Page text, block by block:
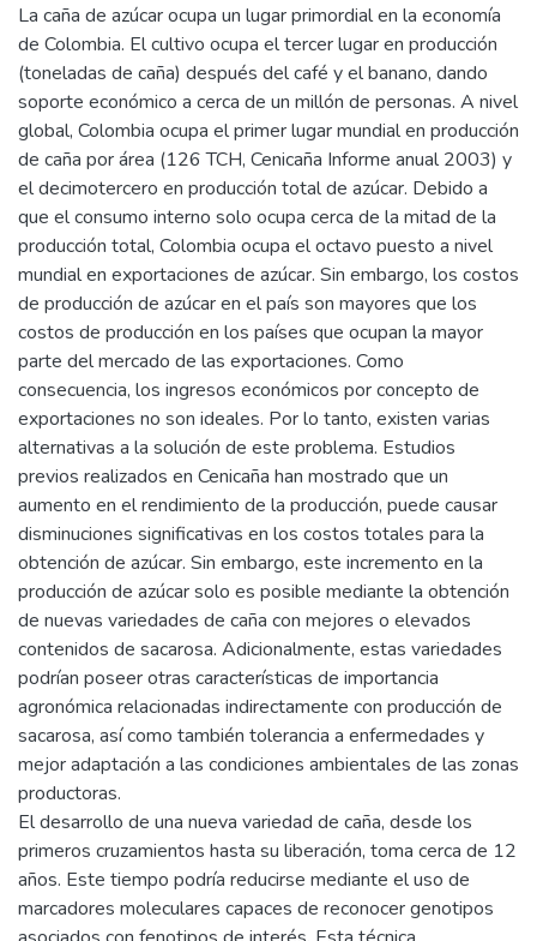
La caña de azúcar ocupa un lugar primordial en la economía
de Colombia. El cultivo ocupa el tercer lugar en producción
(toneladas de caña) después del café y el banano, dando
soporte económico a cerca de un millón de personas. A nivel
global, Colombia ocupa el primer lugar mundial en producción
de caña por área (126 TCH, Cenicaña Informe anual 2003) y
el decimotercero en producción total de azúcar. Debido a
que el consumo interno solo ocupa cerca de la mitad de la
producción total, Colombia ocupa el octavo puesto a nivel
mundial en exportaciones de azúcar. Sin embargo, los costos
de producción de azúcar en el país son mayores que los
costos de producción en los países que ocupan la mayor
parte del mercado de las exportaciones. Como
consecuencia, los ingresos económicos por concepto de
exportaciones no son ideales. Por lo tanto, existen varias
alternativas a la solución de este problema. Estudios
previos realizados en Cenicaña han mostrado que un
aumento en el rendimiento de la producción, puede causar
disminuciones significativas en los costos totales para la
obtención de azúcar. Sin embargo, este incremento en la
producción de azúcar solo es posible mediante la obtención
de nuevas variedades de caña con mejores o elevados
contenidos de sacarosa. Adicionalmente, estas variedades
podrían poseer otras características de importancia
agronómica relacionadas indirectamente con producción de
sacarosa, así como también tolerancia a enfermedades y
mejor adaptación a las condiciones ambientales de las zonas
productoras.
El desarrollo de una nueva variedad de caña, desde los
primeros cruzamientos hasta su liberación, toma cerca de 12
años. Este tiempo podría reducirse mediante el uso de
marcadores moleculares capaces de reconocer genotipos